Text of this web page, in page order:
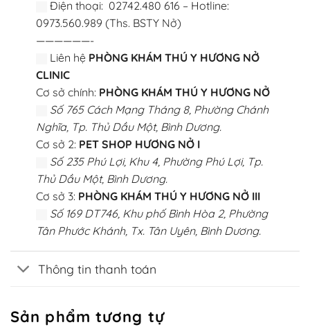
Điện thoại: 02742.480 616 – Hotline:
0973.560.989 (Ths. BSTY Nở)
——————-
Liên hệ PHÒNG KHÁM THÚ Y HƯƠNG NỞ
CLINIC
Cơ sở chính: PHÒNG KHÁM THÚ Y HƯƠNG NỞ
Số 765 Cách Mạng Tháng 8, Phường Chánh
Nghĩa, Tp. Thủ Dầu Một, Bình Dương.
Cơ sở 2: PET SHOP HƯƠNG NỞ I
Số 235 Phú Lợi, Khu 4, Phường Phú Lợi, Tp.
Thủ Dầu Một, Bình Dương.
Cơ sở 3: PHÒNG KHÁM THÚ Y HƯƠNG NỞ III
Số 169 DT746, Khu phố Bình Hòa 2, Phường
Tân Phước Khánh, Tx. Tân Uyên, Bình Dương.
Thông tin thanh toán
Sản phẩm tương tự